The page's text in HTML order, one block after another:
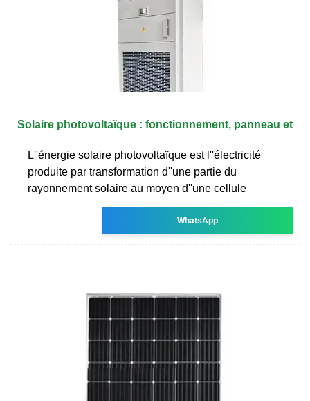
Solaire photovoltaïque : fonctionnement, panneau et
L''énergie solaire photovoltaïque est l''électricité
produite par transformation d''une partie du
rayonnement solaire au moyen d''une cellule
WhatsApp